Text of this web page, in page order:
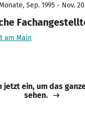
Sep. 1995 - Nov.
am Main
jetzt ein, um das
sehen.